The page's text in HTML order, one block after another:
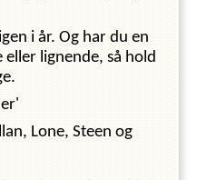
i år. Og har du en
lignende, så hold
Lone, Steen og